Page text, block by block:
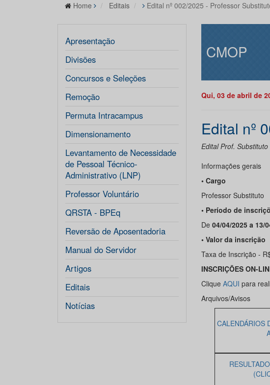
Home Editais Edital nº 002/2025 - Professor
Apresentação
Divisões
Concursos e Seleções
Remoção
Permuta Intracampus
Dimensionamento
Levantamento de Necessidade
de Pessoal Técnico-
Administrativo (LNP)
Professor Voluntário
QRSTA - BPEq
Reversão de Aposentadoria
Manual do Servidor
Artigos
Editais
Notícias
CMOP
Qui, 03 de abril de
Edital nº
Edital Prof. Substituto
Informações gerais
• Cargo
Professor Substituto
• Período de
De 04/04/2025 a 13/
• Valor da inscrição
Taxa de Inscrição -
INSCRIÇÕES ON-
Clique AQUI para
Arquivos/Avisos
CALENDÁRIOS